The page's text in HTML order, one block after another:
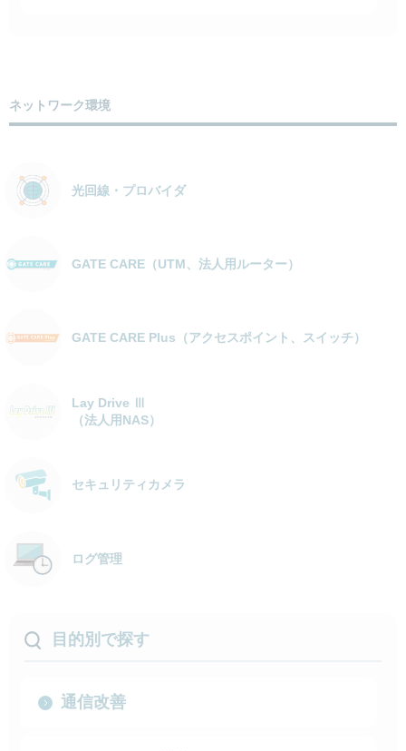
ネットワーク環境
光回線・プロバイダ
GATE CARE（UTM、法人用ルーター）
GATE CARE Plus（アクセスポイント、スイッチ）
Lay Drive Ⅲ
（法人用NAS）
セキュリティカメラ
ログ管理
目的別で探す
通信改善